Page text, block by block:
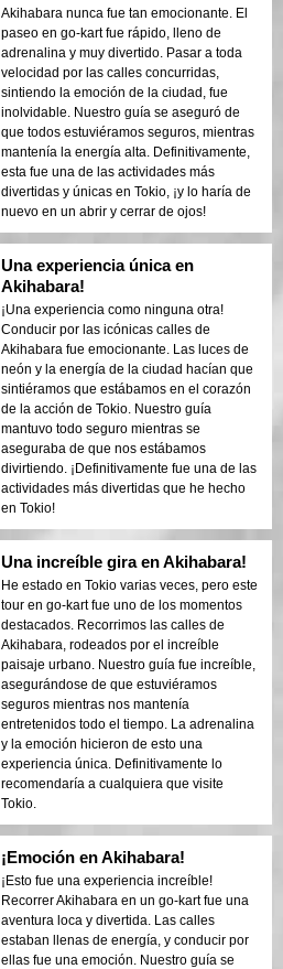
Akihabara nunca fue tan emocionante. El
paseo en go-kart fue rápido, lleno de
adrenalina y muy divertido. Pasar a toda
velocidad por las calles concurridas,
sintiendo la emoción de la ciudad, fue
inolvidable. Nuestro guía se aseguró de
que todos estuviéramos seguros, mientras
mantenía la energía alta. Definitivamente,
esta fue una de las actividades más
divertidas y únicas en Tokio, ¡y lo haría de
nuevo en un abrir y cerrar de ojos!
Una experiencia única en
Akihabara!
¡Una experiencia como ninguna otra!
Conducir por las icónicas calles de
Akihabara fue emocionante. Las luces de
neón y la energía de la ciudad hacían que
sintiéramos que estábamos en el corazón
de la acción de Tokio. Nuestro guía
mantuvo todo seguro mientras se
aseguraba de que nos estábamos
divirtiendo. ¡Definitivamente fue una de las
actividades más divertidas que he hecho
en Tokio!
Una increíble gira en Akihabara!
He estado en Tokio varias veces, pero este
tour en go-kart fue uno de los momentos
destacados. Recorrimos las calles de
Akihabara, rodeados por el increíble
paisaje urbano. Nuestro guía fue increíble,
asegurándose de que estuviéramos
seguros mientras nos mantenía
entretenidos todo el tiempo. La adrenalina
y la emoción hicieron de esto una
experiencia única. Definitivamente lo
recomendaría a cualquiera que visite
Tokio.
¡Emoción en Akihabara!
¡Esto fue una experiencia increíble!
Recorrer Akihabara en un go-kart fue una
aventura loca y divertida. Las calles
estaban llenas de energía, y conducir por
ellas fue una emoción. Nuestro guía se